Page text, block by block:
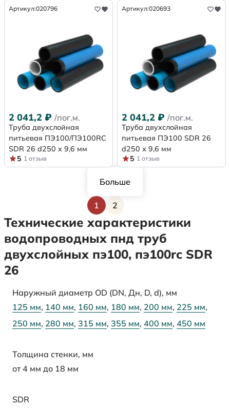
Артикул:020796
2 041,2 ₽ /пог.м.
Труба двухслойная
питьевая ПЭ100/ПЭ100RC
SDR 26 d250 х 9,6 мм
5 1 отзыв
Артикул:020693
2 041,2 ₽ /пог.м.
Труба двухслойная
питьевая ПЭ100 SDR 26
d250 х 9,6 мм
5 1 отзыв
Больше
Текущая страница
1
Страница
2
Технические характеристики
водопроводных пнд труб
двухслойных пэ100, пэ100rc SDR
26
Наружный диаметр OD (DN, Дн, D, d), мм
125 мм, 140 мм, 160 мм, 180 мм, 200 мм, 225 мм,
250 мм, 280 мм, 315 мм, 355 мм, 400 мм, 450 мм
Толщина стенки, мм
от 4 мм до 18 мм
SDR